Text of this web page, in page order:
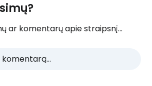
ar komentarų apie straipsnį...